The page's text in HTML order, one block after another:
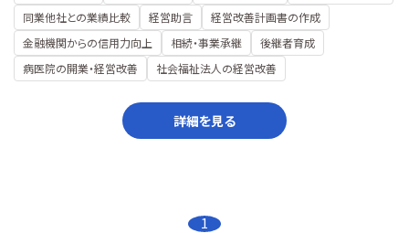
同業他社との業績比較
経営助言
経営改善計画書の作成
金融機関からの信用力向上
相続・事業承継
後継者育成
病医院の開業・経営改善
社会福祉法人の経営改善
詳細を見る
1